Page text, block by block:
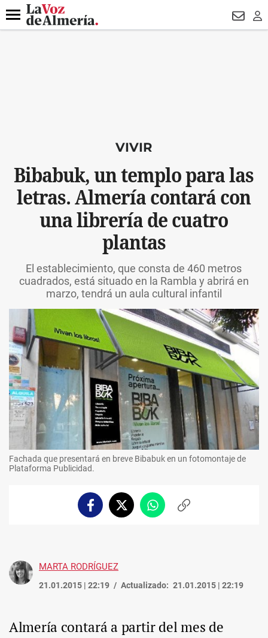
DESTACADO
Menú
VIVIR
Bibabuk, un templo para las
letras. Almería contará con
una librería de cuatro
plantas
El establecimiento, que consta de 460 metros
cuadrados, está situado en la Rambla y abrirá en
marzo, tendrá un aula cultural infantil
Fachada que presentará en breve Bibabuk en un fotomontaje de
Plataforma Publicidad.
FacebookTwitterWhatsappCopiar
MARTA RODRÍGUEZ
21.01.2015 | 22:19 Actualizado: 21.01.2015 | 22:19
Almería contará a partir del mes de